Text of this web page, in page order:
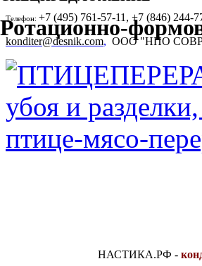
Телефон: +7 (495) 761-57-11, +7 (846) 244-
konditer@desnik.com, ООО "НПО
НАСТИКА.РФ -
Ротационно-